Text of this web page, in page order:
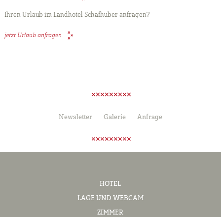
Ihren Urlaub im Landhotel Schafhuber anfragen?
jetzt Urlaub anfragen
Newsletter Galerie Anfrage
HOTEL
LAGE UND WEBCAM
ZIMMER